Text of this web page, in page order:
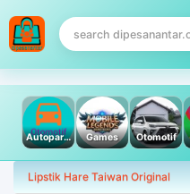
Autoparts Games Otomotif
Lipstik Hare Taiwan Original